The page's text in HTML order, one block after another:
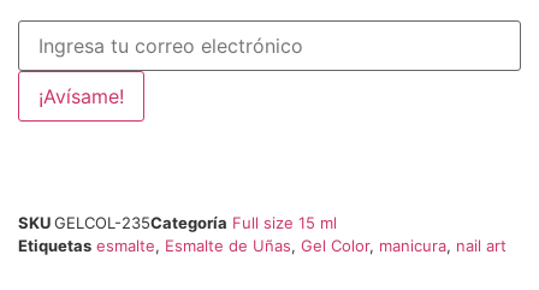
¡Avísame!
SKUGELCOL-235Categoría Full size 15 ml
Etiquetas esmalte, Esmalte de Uñas, Gel Color, manicura, nail art